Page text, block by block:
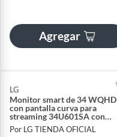
Agregar
LG
Monitor smart de 34 WQHD
con pantalla curva para
streaming 34U601SA con
webOS
Por LG TIENDA OFICIAL